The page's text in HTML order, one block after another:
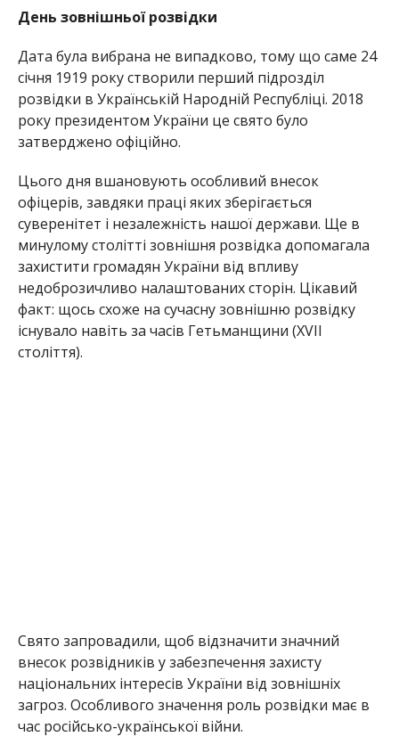
День зовнішньої розвідки
Дата була вибрана не випадково, тому що саме 24
січня 1919 року створили перший підрозділ
розвідки в Українській Народній Республіці. 2018
року президентом України це свято було
затверджено офіційно.
Цього дня вшановують особливий внесок
офіцерів, завдяки праці яких зберігається
суверенітет і незалежність нашої держави. Ще в
минулому столітті зовнішня розвідка допомагала
захистити громадян України від впливу
недоброзичливо налаштованих сторін. Цікавий
факт: щось схоже на сучасну зовнішню розвідку
існувало навіть за часів Гетьманщини (XVII
століття).
Свято запровадили, щоб відзначити значний
внесок розвідників у забезпечення захисту
національних інтересів України від зовнішніх
загроз. Особливого значення роль розвідки має в
час російсько-української війни.